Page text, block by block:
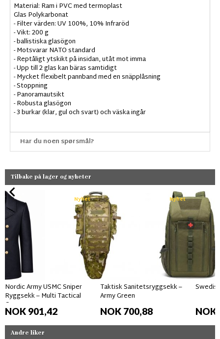
Material: Ram i PVC med termoplast
Glas Polykarbonat
- Filter värden: UV 100%, 10% Infraröd
- Vikt: 200 g
- ballistiska glasögon
- Motsvarar NATO standard
- Reptåligt ytskikt på insidan, utåt mot imma
- Upp till 2 glas kan bäras samtidigt
- Mycket flexibelt pannband med en snäpplåsning
- Stoppning
- Panoramautsikt
- Robusta glasögon
- 3 burkar (klar, gul och svart) och väska ingår
Har du noen spørsmål?
Tilbake på lager og nyheter
Nyhet
Nordic Army USMC Sniper
Ryggsekk – Multi Tactical
Camo
NOK 901,42
Nyhet
Taktisk Sanitetsryggsekk –
Army Green
NOK 700,88 NOK
Andre liker